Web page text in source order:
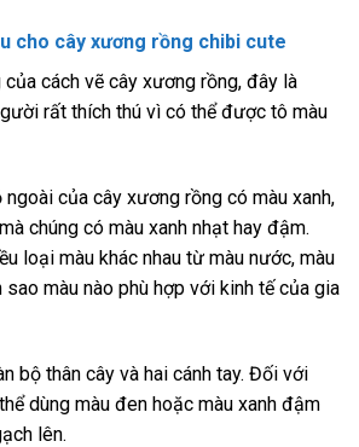
cho cây xương rồng chibi cute
cách vẽ cây xương rồng, đây là
rất thích thú vì có thể được tô màu
của cây xương rồng có màu xanh,
chúng có màu xanh nhạt hay đậm.
loại màu khác nhau từ màu nước, màu
sao màu nào phù hợp với kinh tế của gia
bộ thân cây và hai cánh tay. Đối với
dùng màu đen hoặc màu xanh đậm
lên.